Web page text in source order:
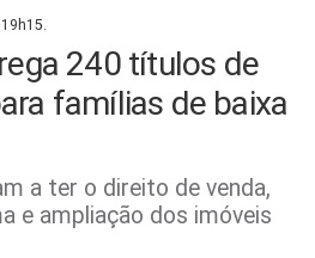
240 títulos de
famílias de baixa
a ter o direito de venda,
e ampliação dos imóveis